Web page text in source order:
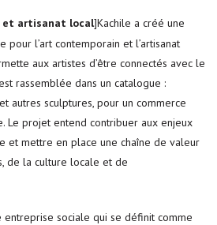
et artisanat local]Kachile a créé une
l’art contemporain et l’artisanat
aux artistes d’être connectés avec le
rassemblée dans un catalogue :
autres sculptures, pour un commerce
Le projet entend contribuer aux enjeux
et mettre en place une chaîne de valeur
de la culture locale et de
sociale qui se définit comme